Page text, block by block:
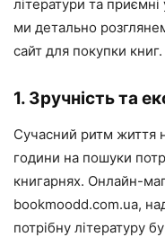
літератури та приємні
ми детально
сайт для покупки книг.
1. Зручність та
Сучасний ритм життя
години на пошуки
книгарнях. Онлайн-
bookmoodd.com.ua,
потрібну літературу